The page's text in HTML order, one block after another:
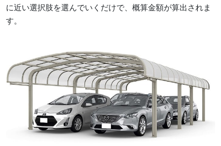
に近い選択肢を選んでいくだけで、概算金額が算出されま
す。